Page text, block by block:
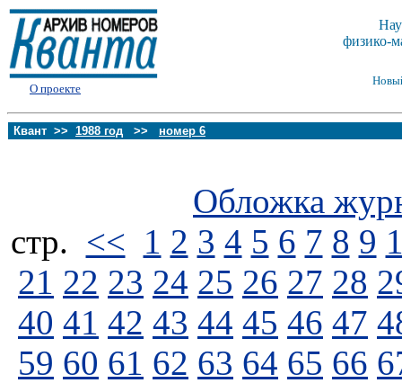
О проекте
физико-
Квант >> 1988 год >> номер 6
Обложка
стp. << 1 2 3 4 5 6 7 8 9
21 22 23 24 25 26 27 28
40 41 42 43 44 45 46 47
59 60 61 62 63 64 65 66